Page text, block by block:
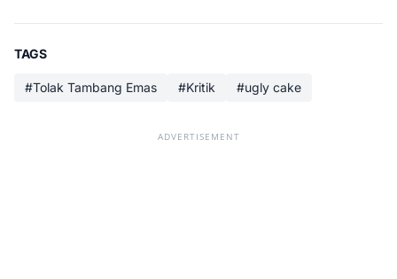
TAGS
#Tolak Tambang Emas #Kritik #ugly cake
ADVERTISEMENT